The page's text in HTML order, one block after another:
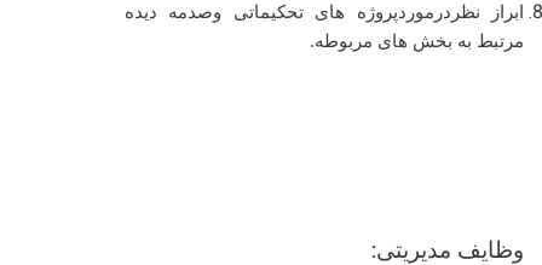
ابراز نظردرموردپروژه های تحکیماتی وصدمه دیده
مرتبط به بخش های مربوطه.
وظایف مدیریتی: